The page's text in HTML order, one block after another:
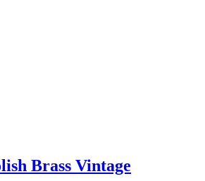
Brass Vintage